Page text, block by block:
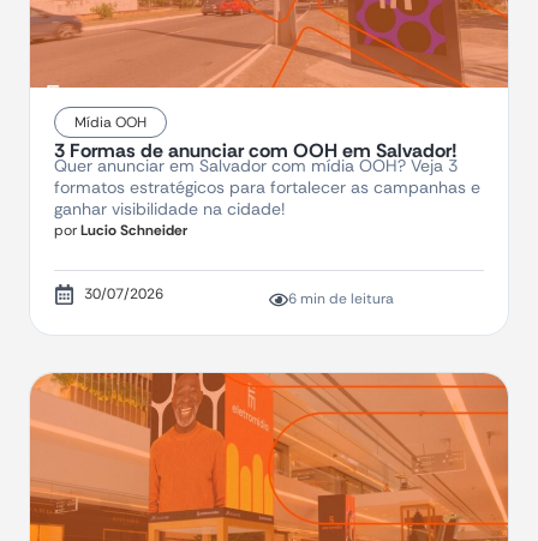
Mídia OOH
3 Formas de anunciar com OOH em Salvador!
Quer anunciar em Salvador com mídia OOH? Veja 3
formatos estratégicos para fortalecer as campanhas e
ganhar visibilidade na cidade!
porLucio Schneider
30/07/2026 6 min de leitura